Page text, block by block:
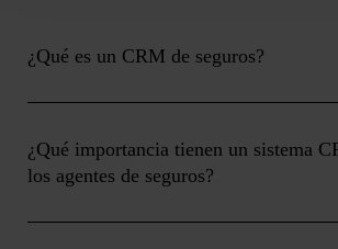
¿Qué es un CRM de seguros?
¿Qué importancia tienen un sistema
los agentes de seguros?